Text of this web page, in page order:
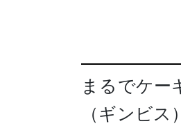
まるでケ
（ギンビ